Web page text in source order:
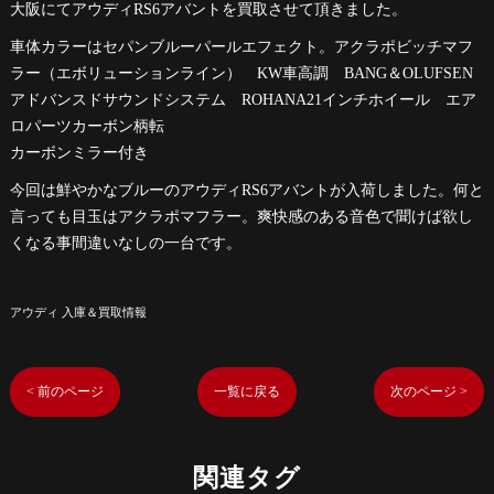
大阪にてアウディRS6アバントを買取させて頂きました。
車体カラーはセパンブルーパールエフェクト。アクラポビッチマフ
ラー（エボリューションライン） KW車高調 BANG＆OLUFSEN
アドバンスドサウンドシステム ROHANA21インチホイール エア
ロパーツカーボン柄転
カーボンミラー付き
今回は鮮やかなブルーのアウディRS6アバントが入荷しました。何と
言っても目玉はアクラポマフラー。爽快感のある音色で聞けば欲し
くなる事間違いなしの一台です。
アウディ 入庫＆買取情報
< 前のページ 一覧に戻る 次のページ >
関連タグ